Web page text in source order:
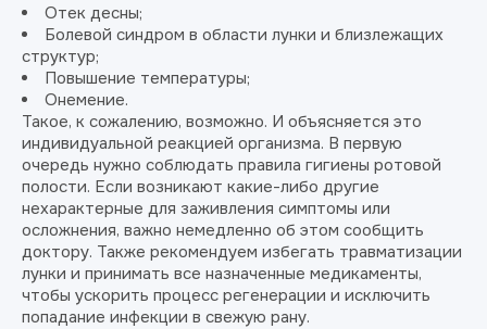
Отек десны;
Болевой синдром в области лунки и близлежащих
структур;
Повышение температуры;
Онемение.
Такое, к сожалению, возможно. И объясняется это
индивидуальной реакцией организма. В первую
очередь нужно соблюдать правила гигиены ротовой
полости. Если возникают какие-либо другие
нехарактерные для заживления симптомы или
осложнения, важно немедленно об этом сообщить
доктору. Также рекомендуем избегать травматизации
лунки и принимать все назначенные медикаменты,
чтобы ускорить процесс регенерации и исключить
попадание инфекции в свежую рану.